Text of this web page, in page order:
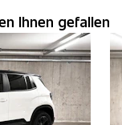
Ihnen gefallen